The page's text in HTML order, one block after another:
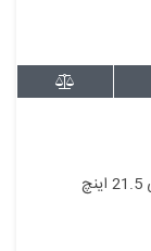
کامپیوتر پک کامل All-in-One با نمایشگر لمسی خازنی 21.5 اینچ